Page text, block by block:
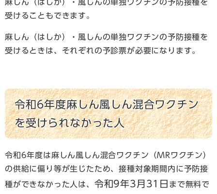
麻しん（はしか）・風しんの単独ワクチンの予防接種を
受けることもできます。
麻しん（はしか）・風しんの単独ワクチンの予防接種を
受けるときは、それぞれの予診票が必要になります。
令和6年度麻しん風しん混合ワクチン
を受けられなかった人
令和6年度は麻しん風しん混合ワクチン（MRワクチン）
の供給に偏り等が生じたため、接種対象期間内に予防接
種ができなかった人は、 令和9年3月31日 まで無料で